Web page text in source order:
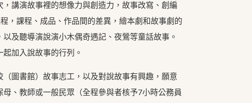
講演故事裡的想像力與創造力，故事改寫、創編
，課程、成品、作品間的差異，繪本劇和故事劇的
及聽導演說演小木偶奇遇記、夜鶯等童話故事。
加入說故事的行列。
圖書館）故事志工，以及對說故事有興趣，願意
、教師或一般民眾（全程參與者核予7小時公務員